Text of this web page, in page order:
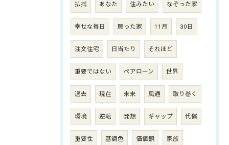
払拭 あなた 住みたい なぞった家
幸せな毎日 願った家 11月 30日
注文住宅 日当たり それほど
重要ではない ペアローン 世界
過去 現在 未来 風通 取り巻く
環境 逆転 発想 ギャップ 代償
重要性 基調色 価値観 家族